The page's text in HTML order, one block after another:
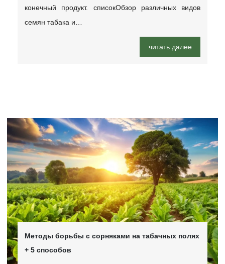
конечный продукт. списокОбзор различных видов
семян табака и…
читать далее
Методы борьбы с сорняками на табачных полях
+ 5 способов